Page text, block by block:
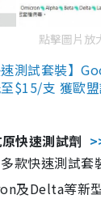
點擊圖片放
測試套裝】
$15/支 獲歐
快速測試劑
款快速測試
及Delta等新